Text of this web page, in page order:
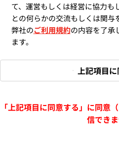
て、運営もしくは経営に協力も
との何らかの交流もしくは関与
弊社のご利用規約の内容を了承
ます。
上記項目
「上記項目に同意する」に同意
信でき